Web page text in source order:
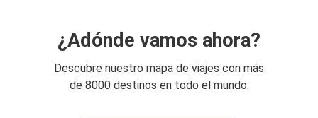
¿Adónde vamos ahora?
Descubre nuestro mapa de viajes con más
de 8000 destinos en todo el mundo.